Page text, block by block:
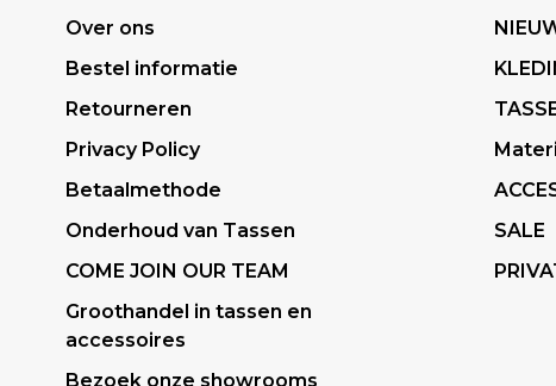
Over ons
Bestel informatie
Retourneren
Privacy Policy
Betaalmethode
Onderhoud van Tassen
COME JOIN OUR TEAM
Groothandel in tassen en
accessoires
Bezoek onze showrooms
SALE